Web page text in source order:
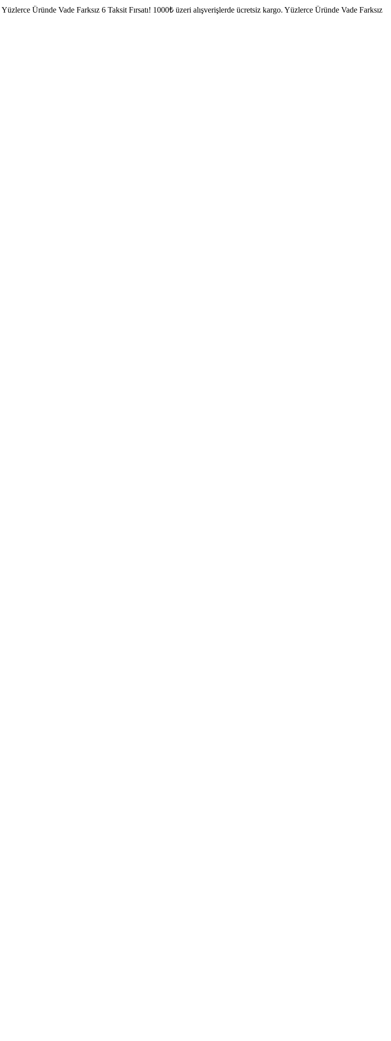
Yüzlerce Üründe Vade Farksız 6 Taksit Fırsatı! 1000₺ üzeri alışverişlerde ücretsiz kargo. Yüzlerce Üründe Vade Farksız